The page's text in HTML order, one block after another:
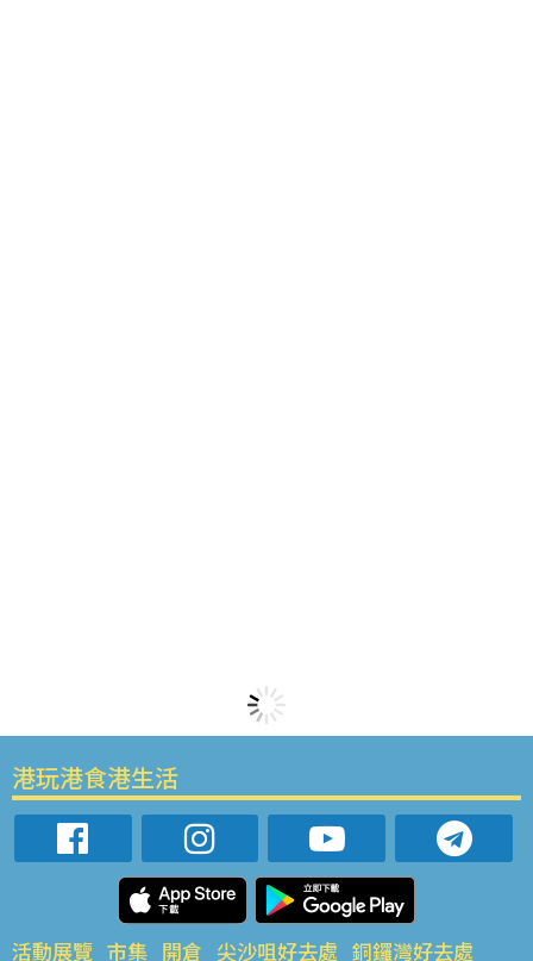
港玩港食港生活
活動展覽 市集 開倉 尖沙咀好去處 銅鑼灣好去處